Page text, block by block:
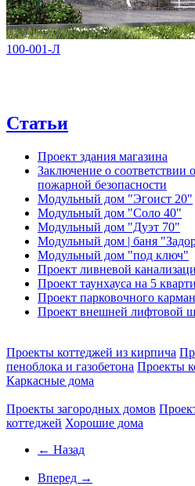
100-001-Л
Статьи
Проект здания магазина
Заключение о соответствии
пожарной безопасности
Модульный дом "Эгоист 20"
Модульный дом "Соло 40"
Модульный дом "Дуэт 70"
Модульный дом | баня
Модульный дом "под ключ"
Проект ливневой
Проект таунхауса на 5
Проект парковочного
Проект внешней лифтовой
Проекты коттеджей из кирпича
пеноблока и газобетона Проекты
Каркасные дома
Проекты загородных домов
коттеджей Хорошие дома
← Назад
Вперед →